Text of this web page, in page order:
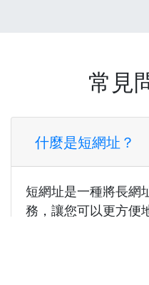
常見
什麼是短網址？
短網址是一種將長網
務，讓您可以更方便